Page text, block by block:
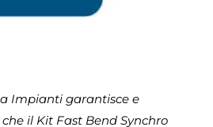
Impianti garantisce e
il Kit Fast Bend Synchro